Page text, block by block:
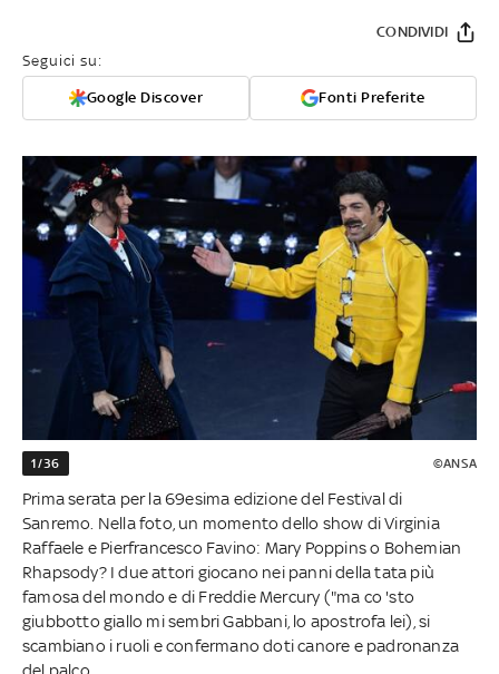
Seguici su:
Google Discover Fonti Preferite
CONDIVIDI
1/36 ©ANSA
Prima serata per la 69esima edizione del Festival di
Sanremo. Nella foto, un momento dello show di Virginia
Raffaele e Pierfrancesco Favino: Mary Poppins o Bohemian
Rhapsody? I due attori giocano nei panni della tata più
famosa del mondo e di Freddie Mercury ("ma co 'sto
giubbotto giallo mi sembri Gabbani, lo apostrofa lei), si
scambiano i ruoli e confermano doti canore e padronanza
del palco